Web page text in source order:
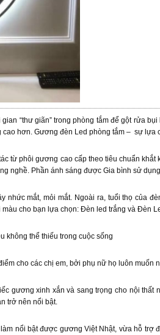
“thư giãn” trong phòng tắm để gột rửa
hơn. Gương đèn Led phòng tắm – sự lựa
từ phôi gương cao cấp theo tiêu chuẩn
nghề. Phần ánh sáng được Gia bình sử
mắt, mỏi mắt. Ngoài ra, tuổi thọ của
cho bạn lựa chọn: Đèn led trắng và Đèn
không thể thiếu trong cuộc sống
cho các chị em, bởi phụ nữ họ luôn muốn
gương xinh xắn và sang trọng cho nội
trở nên nổi bật.
nổi bật được gương Việt Nhật, vừa hỗ trợ